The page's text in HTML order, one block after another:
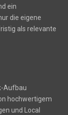
ein
die eigene
als relevante
Aufbau
hochwertigem
und Local